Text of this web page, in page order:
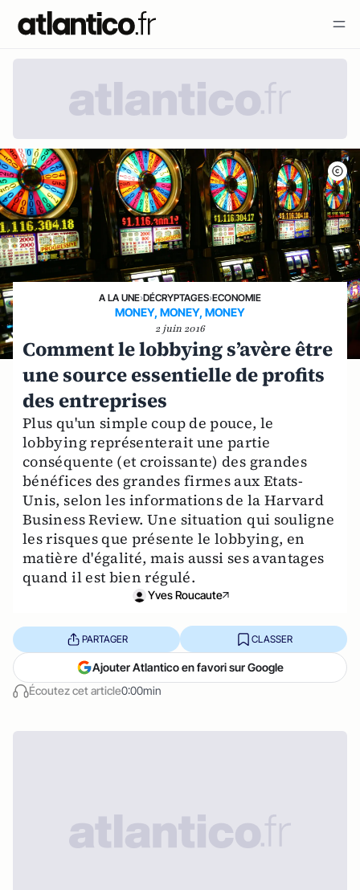
A LA UNE›DÉCRYPTAGES›ECONOMIE
MONEY, MONEY, MONEY
2 juin 2016
Comment le lobbying s’avère être
une source essentielle de profits
des entreprises
Plus qu'un simple coup de pouce, le
lobbying représenterait une partie
conséquente (et croissante) des grandes
bénéfices des grandes firmes aux Etats-
Unis, selon les informations de la Harvard
Business Review. Une situation qui souligne
les risques que présente le lobbying, en
matière d'égalité, mais aussi ses avantages
quand il est bien régulé.
Yves Roucaute
Écoutez cet article0:00min
PARTAGER CLASSER
Ajouter Atlantico en favori sur Google